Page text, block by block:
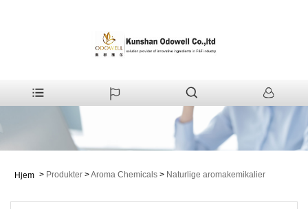
Hjem > Produkter >Aroma Chemicals > Naturlige aromakemikalier